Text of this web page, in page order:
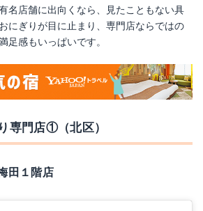
名店舗に出向くなら、見たこともない具
にぎりが目に止まり、専門店ならではの
足感もいっぱいです。
専門店①（北区）
田１階店